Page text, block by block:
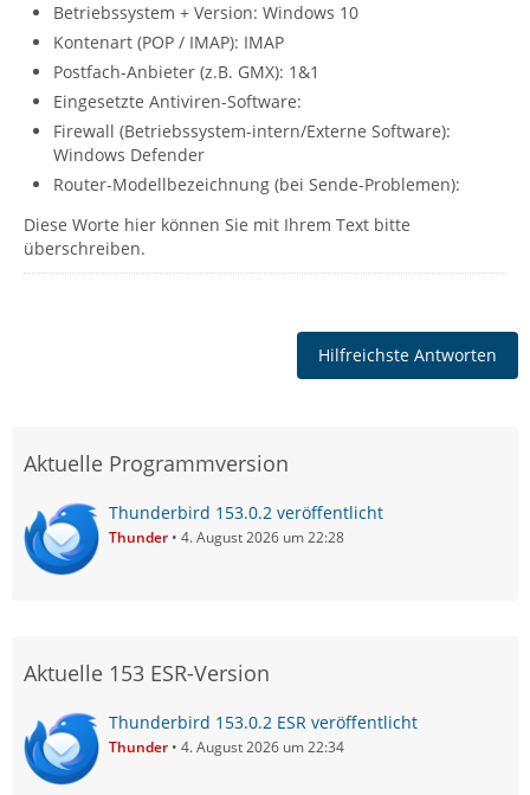
Betriebssystem + Version: Windows 10
Kontenart (POP / IMAP): IMAP
Postfach-Anbieter (z.B. GMX): 1&1
Eingesetzte Antiviren-Software:
Firewall (Betriebssystem-intern/Externe Software):
Windows Defender
Router-Modellbezeichnung (bei Sende-Problemen):
Diese Worte hier können Sie mit Ihrem Text bitte
überschreiben.
Hilfreichste Antworten
Aktuelle Programmversion
Thunderbird 153.0.2 veröffentlicht
Thunder 4. August 2026 um 22:28
Aktuelle 153 ESR-Version
Thunderbird 153.0.2 ESR veröffentlicht
Thunder 4. August 2026 um 22:34